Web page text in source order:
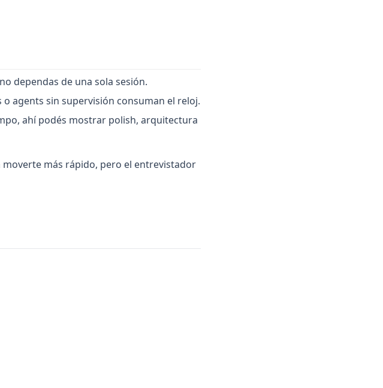
dependas de una sola sesión.
agents sin supervisión consuman el reloj.
ahí podés mostrar polish, arquitectura
moverte más rápido, pero el entrevistador